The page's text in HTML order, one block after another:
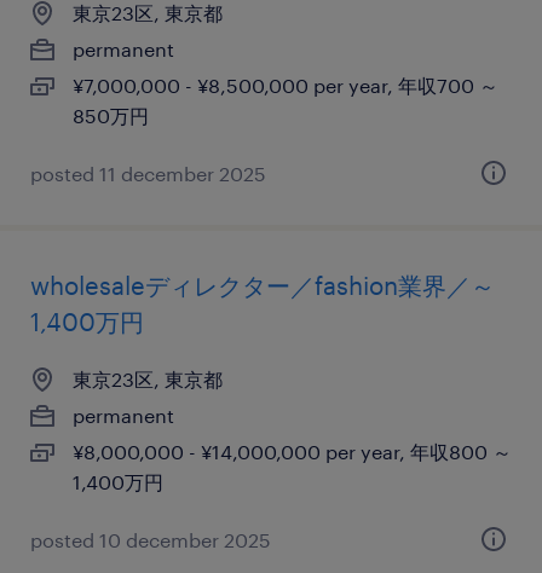
東京23区, 東京都
permanent
¥7,000,000 - ¥8,500,000 per year, 年収700 ～
850万円
posted 11 december 2025
wholesaleディレクター／fashion業界／～
1,400万円
東京23区, 東京都
permanent
¥8,000,000 - ¥14,000,000 per year, 年収800 ～
1,400万円
posted 10 december 2025